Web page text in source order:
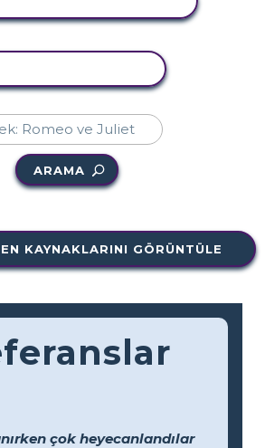
ARAMA
KAYNAKLARINI GÖRÜNTÜLE
çok heyecanlandılar